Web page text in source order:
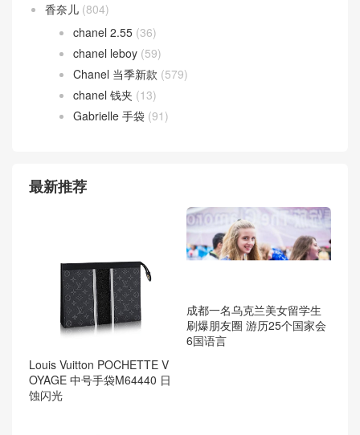
香奈儿 (804)
chanel 2.55 (36)
chanel leboy (59)
Chanel 当季新款 (579)
chanel 钱夹 (13)
Gabrielle 手袋 (91)
最新推荐
Louis Vuitton POCHETTE V
OYAGE 中号手袋M64440 日
蚀闪光
成都一名乌克兰美女留学生
刷爆朋友圈 游历25个国家会
6国语言